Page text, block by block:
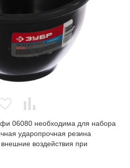
06080 необходима для набора
ударопрочная резина
воздействия при